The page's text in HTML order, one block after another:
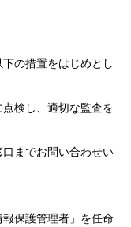
の措置をはじめとし
検し、適切な監査を
までお問い合わせい
報保護管理者」を任命